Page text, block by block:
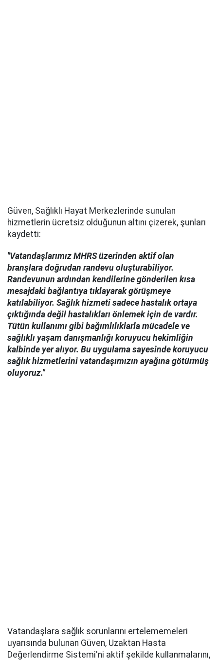
Güven, Sağlıklı Hayat Merkezlerinde sunulan
hizmetlerin ücretsiz olduğunun altını çizerek, şunları
kaydetti:
"Vatandaşlarımız MHRS üzerinden aktif olan
branşlara doğrudan randevu oluşturabiliyor.
Randevunun ardından kendilerine gönderilen kısa
mesajdaki bağlantıya tıklayarak görüşmeye
katılabiliyor. Sağlık hizmeti sadece hastalık ortaya
çıktığında değil hastalıkları önlemek için de vardır.
Tütün kullanımı gibi bağımlılıklarla mücadele ve
sağlıklı yaşam danışmanlığı koruyucu hekimliğin
kalbinde yer alıyor. Bu uygulama sayesinde koruyucu
sağlık hizmetlerini vatandaşımızın ayağına götürmüş
oluyoruz."
Vatandaşlara sağlık sorunlarını ertelememeleri
uyarısında bulunan Güven, Uzaktan Hasta
Değerlendirme Sistemi'ni aktif şekilde kullanmalarını,